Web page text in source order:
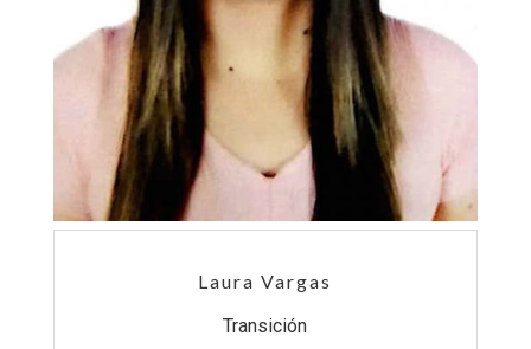
Laura Vargas
Transición